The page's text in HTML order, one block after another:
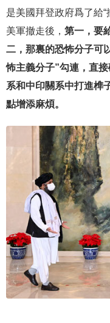
是美國拜登政府爲了給“
美軍撤走後， 第一，要
二，那裏的恐怖分子可
怖主義分子”勾連，直
系和中印關系中打進榫
點增添麻煩。